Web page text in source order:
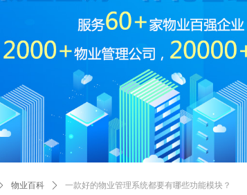
物业百科 ꄲ 一款好的物业管理系统都要有哪些功能模块？